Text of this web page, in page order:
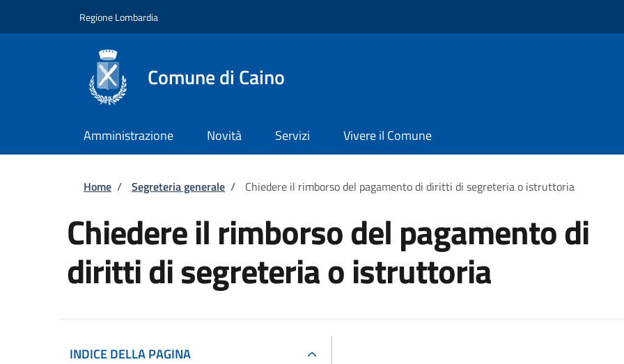
Regione Lombardia
Comune di Caino
Amministrazione Novità Servizi Vivere il Comune
Briciole di pane
Home / Segreteria generale / Chiedere il rimborso del pagamento di diritti di segreteria o istruttoria
Chiedere il rimborso del pagamento di
diritti di segreteria o istruttoria
INDICE DELLA PAGINA